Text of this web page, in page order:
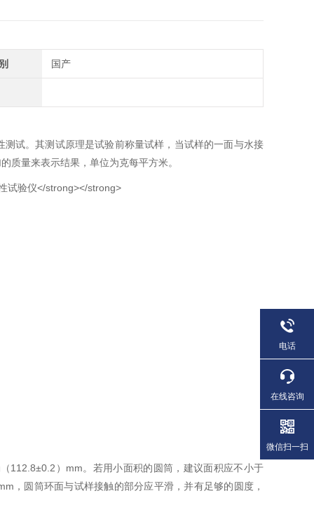
国产
试。其测试原理是试验前称量试样，当试样的一面与水接
质量来表示结果，单位为克每平方米。
112.8±0.2）mm。若用小面积的圆筒，建议面积应不小于
，圆筒环面与试样接触的部分应平滑，并有足够的圆度，
电话
在线咨询
微信扫一扫